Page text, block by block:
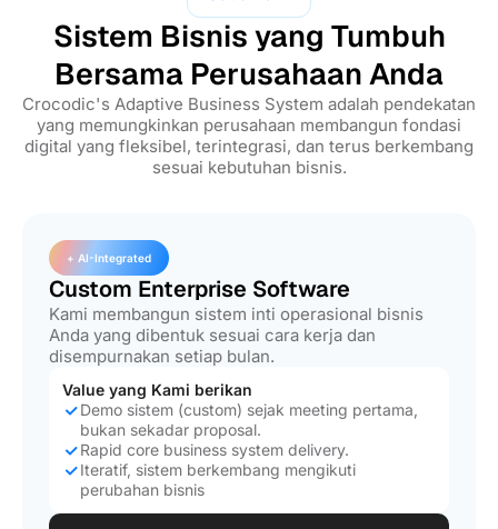
Sistem Bisnis yang Tumbuh
Bersama Perusahaan Anda
Crocodic's Adaptive Business System adalah pendekatan
yang memungkinkan perusahaan membangun fondasi
digital yang fleksibel, terintegrasi, dan terus berkembang
sesuai kebutuhan bisnis.
+ AI-Integrated
Custom Enterprise Software
Kami membangun sistem inti operasional bisnis
Anda yang dibentuk sesuai cara kerja dan
disempurnakan setiap bulan.
Value yang Kami berikan
Demo sistem (custom) sejak meeting pertama,
bukan sekadar proposal.
Rapid core business system delivery.
Iteratif, sistem berkembang mengikuti
perubahan bisnis